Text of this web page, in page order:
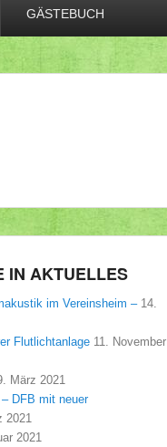
GÄSTEBUCH
IN AKTUELLES
im Vereinsheim – 14.
Flutlichtanlage 11. November
März 2021
DFB mit neuer
2021
2021